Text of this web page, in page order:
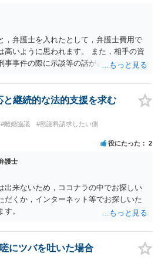
，弁護士を入れたとして，弁護士費用で
高いように思われます。 また，相手の資
事事件の際に示談等の話がされなかった
と継続的な法的支援を求む
#離婚協議
#慰謝料請求したい側
役にたった 2
護士
出来ないため，ココナラの中でお探しい
だくか，インターネット等でお探しいた
。
にツバを吐いた場合